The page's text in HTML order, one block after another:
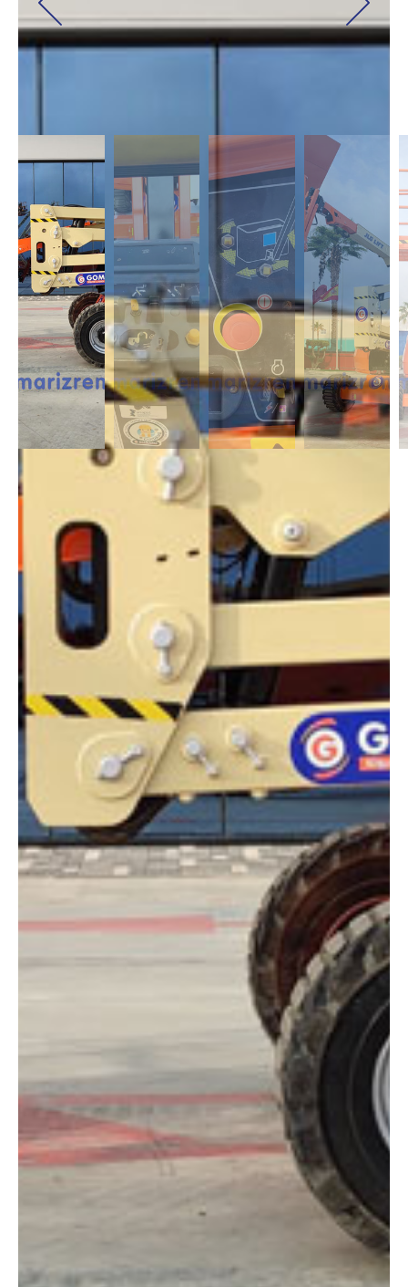
DESCRIPCIÓN
Las Articuladas Diésel son muy útil para trabajos en exterior ya que son
capaces de moverse en casi cualquier terreno y superar pendientes con
un desnivel notable. Capaces de alcanzar alturas de 12m a 43m.
DIMENSIONES
Altura:
Altura plataforma:13.72 m
Altura de trabajo:15.72 m
Alcance lateral:
7.47 m
Altura almacenaje:2.29 m
Longitud:
6.71 m
Anchura:
2.34 m
Peso:6010 kg
ESPECIFICACIONES TÉCNICAS
Motor:Diésel
COMPARADOR
¿Tienes dudas a la hora de elegir la máquina que
necesitas?
Compara esta y otras máquinas desde el siguiente botón o ponte
en contacto con nosotros para un asesoramiento más personal.